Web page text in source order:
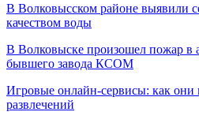
В Волковысском районе выявили
качеством воды
В Волковыске произошел пожар в
бывшего завода КСОМ
Игровые онлайн-сервисы: как
развлечений